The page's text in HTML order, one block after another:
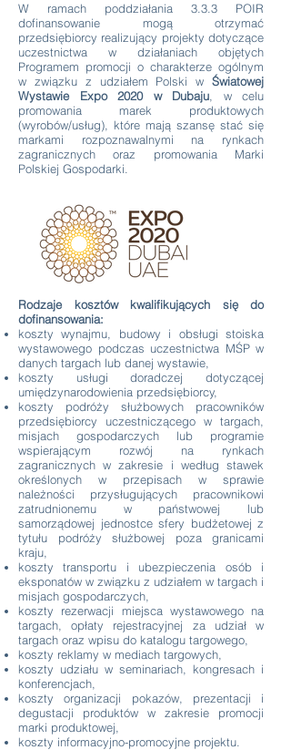
W ramach poddziałania 3.3.3 POIR
dofinansowanie mogą otrzymać
przedsiębiorcy realizujący projekty dotyczące
uczestnictwa w działaniach objętych
Programem promocji o charakterze ogólnym
w związku z udziałem Polski w Światowej
Wystawie Expo 2020 w Dubaju , w celu
promowania marek produktowych
(wyrobów/usług), które mają szansę stać się
markami rozpoznawalnymi na rynkach
zagranicznych oraz promowania Marki
Polskiej Gospodarki.
​Rodzaje kosztów kwalifikujących się do
dofinansowania:
koszty wynajmu, budowy i obsługi stoiska
wystawowego podczas uczestnictwa MŚP w
danych targach lub danej wystawie,
koszty usługi doradczej dotyczącej
umiędzynarodowienia przedsiębiorcy,
koszty podróży służbowych pracowników
przedsiębiorcy uczestniczącego w targach,
misjach gospodarczych lub programie
wspierającym rozwój na rynkach
zagranicznych w zakresie i według stawek
określonych w przepisach w sprawie
należności przysługujących pracownikowi
zatrudnionemu w państwowej lub
samorządowej jednostce sfery budżetowej z
tytułu podróży służbowej poza granicami
kraju,
koszty transportu i ubezpieczenia osób i
eksponatów w związku z udziałem w targach i
misjach gospodarczych,
koszty rezerwacji miejsca wystawowego na
targach, opłaty rejestracyjnej za udział w
targach oraz wpisu do katalogu targowego,
koszty reklamy w mediach targowych,
koszty udziału w seminariach, kongresach i
konferencjach,
koszty organizacji pokazów, prezentacji i
degustacji produktów w zakresie promocji
marki produktowej,
koszty informacyjno-promocyjne projektu.